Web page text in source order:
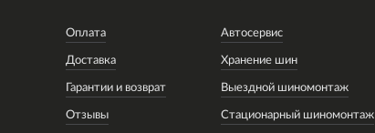
Оплата
Доставка
Гарантии и возврат
Отзывы
Автосервис
Хранение шин
Выездной шиномонтаж
Стационарный шиномонтаж